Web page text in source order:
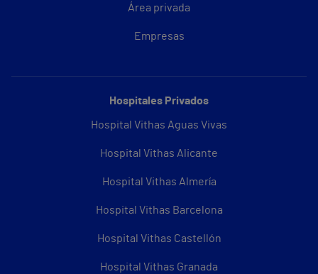
Área privada
Empresas
Hospitales Privados
Hospital Vithas Aguas Vivas
Hospital Vithas Alicante
Hospital Vithas Almería
Hospital Vithas Barcelona
Hospital Vithas Castellón
Hospital Vithas Granada